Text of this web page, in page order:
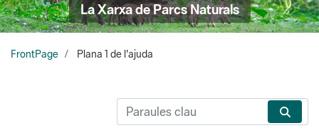
La Xarxa de Parcs Naturals
FrontPage Plana 1 de l'ajuda